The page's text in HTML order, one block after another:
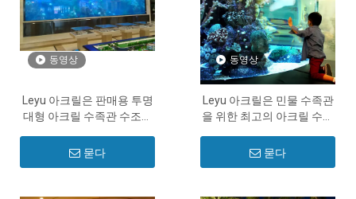
동영상
Leyu 아크릴은 판매용 투명
대형 아크릴 수족관 수조를
묻다
동영상
Leyu 아크릴은 민물 수족관
을 위한 최고의 아크릴 수조
묻다